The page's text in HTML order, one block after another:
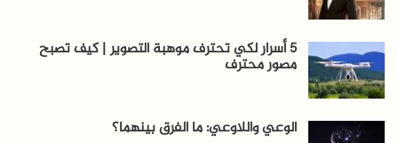
5 أسرار لكي تحترف موهبة التصوير | كيف تصبح
مصور محترف
الوعي واللاوعي: ما الفرق بينهما؟